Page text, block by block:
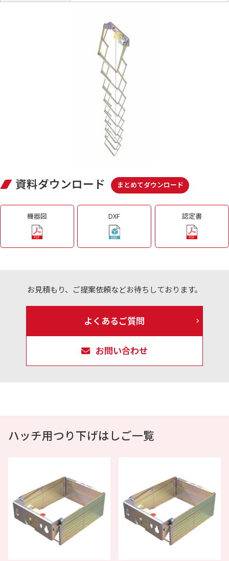
資料ダウンロード まとめてダウンロード
機器図 DXF 認定書
お見積もり、ご提案依頼などお待ちしております。
よくあるご質問
お問い合わせ
ハッチ用つり下げはしご一覧